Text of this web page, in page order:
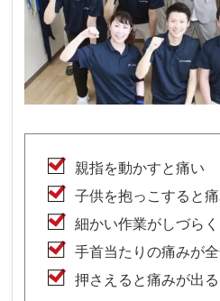
親指を動かすと痛い
子供を抱っこすると
細かい作業がしづら
手首当たりの痛みが
押さえると痛みが出る